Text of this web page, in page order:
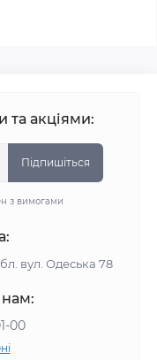
та акціями:
Підпишіться
з вимогами
вул. Одеська 78
00